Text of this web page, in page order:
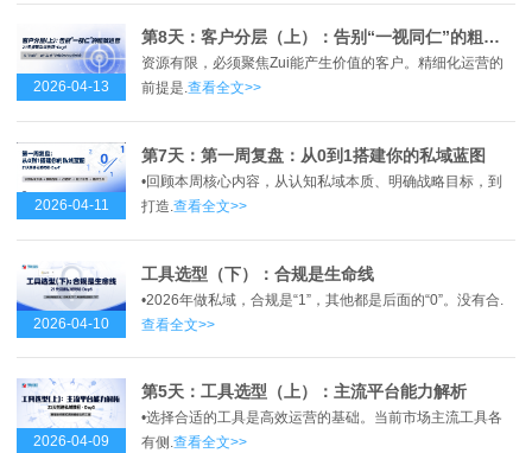
2026-04-13
第8天：客户分层（上）：告别“一视同仁”的粗放运营
资源有限，必须聚焦Zui能产生价值的客户。精细化运营的
前提是.查看全文>>
2026-04-11
第7天：第一周复盘：从0到1搭建你的私域蓝图
•回顾本周核心内容，从认知私域本质、明确战略目标，到
打造.查看全文>>
2026-04-10
工具选型（下）：合规是生命线
•2026年做私域，合规是“1”，其他都是后面的“0”。没有合.
查看全文>>
2026-04-09
第5天：工具选型（上）：主流平台能力解析
•选择合适的工具是高效运营的基础。当前市场主流工具各
有侧.查看全文>>